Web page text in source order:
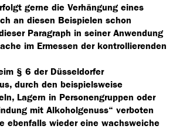
gerne die Verhängung eines
an diesen Beispielen schon
Paragraph in seiner Anwendung
im Ermessen der kontrollierenden
§ 6 der Düsseldorfer
durch den beispielsweise
Lagern in Personengruppen oder
mit Alkoholgenuss“ verboten
ebenfalls wieder eine wachsweiche